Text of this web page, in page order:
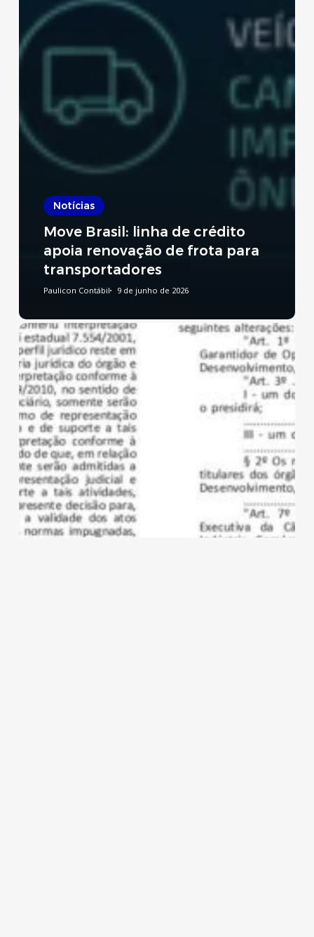
Notícias
Move Brasil: linha de crédito
apoia renovação de frota para
transportadores
Paulicon Contábil 9 de junho de 2026
Reforma
Tributária:
publicado
decreto
que
regulamenta
a
CBS